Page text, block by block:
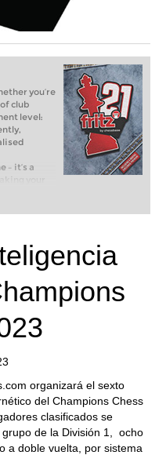
you’re
club
level:
– it’s a
your
or already
you can
with a
organizará el sexto
del Champions Chess
clasificados se
de la División 1, ocho
a doble vuelta, por sistema